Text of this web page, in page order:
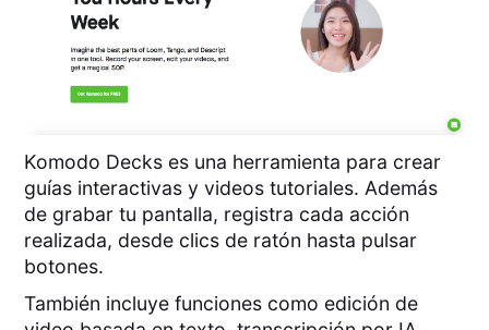
Komodo Decks es una herramienta para crear
guías interactivas y videos tutoriales. Además
de grabar tu pantalla, registra cada acción
realizada, desde clics de ratón hasta pulsar
botones.
También incluye funciones como edición de